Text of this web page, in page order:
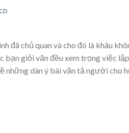
đã chủ quan và cho đó là khâu
bạn giỏi văn đều xem trọng việc lập
những dàn ý bài văn tả người cho